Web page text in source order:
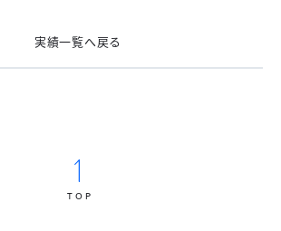
実績一覧へ戻る
TOP